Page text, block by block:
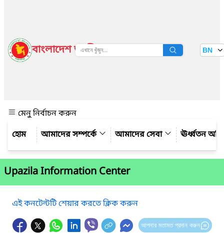
বাংলাদেশ জাতীয় তথ্য বাতায়ন BN
মেনু নির্বাচন করুন
আমাদের সম্পর্কে
আমাদের সেবা ঊর্ধ্বতন
Upazila Information Center
এই কনটেন্টটি শেয়ার করতে ক্লিক করুন
আপনার মতামত প্রদান করুন